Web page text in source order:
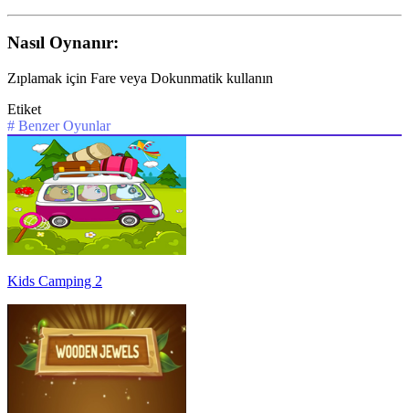
Nasıl Oynanır:
Zıplamak için Fare veya Dokunmatik kullanın
Etiket
# Benzer Oyunlar
Kids Camping 2